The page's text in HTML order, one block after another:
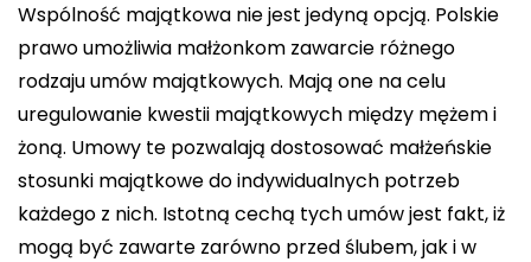
Wspólność majątkowa nie jest jedyną opcją. Polskie
prawo umożliwia małżonkom zawarcie różnego
rodzaju umów majątkowych. Mają one na celu
uregulowanie kwestii majątkowych między mężem i
żoną. Umowy te pozwalają dostosować małżeńskie
stosunki majątkowe do indywidualnych potrzeb
każdego z nich. Istotną cechą tych umów jest fakt, iż
mogą być zawarte zarówno przed ślubem, jak i w